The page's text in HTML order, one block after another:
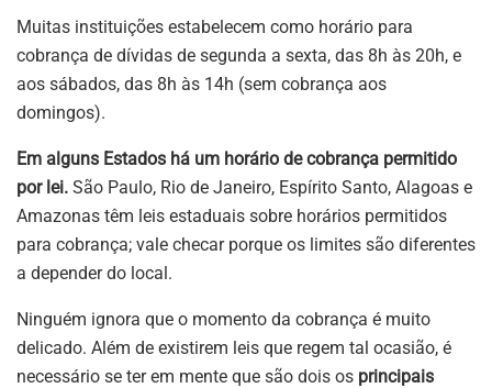
Muitas instituições estabelecem como horário para
cobrança de dívidas de segunda a sexta, das 8h às 20h, e
aos sábados, das 8h às 14h (sem cobrança aos
domingos).
Em alguns Estados há um horário de cobrança permitido
por lei. São Paulo, Rio de Janeiro, Espírito Santo, Alagoas e
Amazonas têm leis estaduais sobre horários permitidos
para cobrança; vale checar porque os limites são diferentes
a depender do local.
Ninguém ignora que o momento da cobrança é muito
delicado. Além de existirem leis que regem tal ocasião, é
necessário se ter em mente que são dois os principais